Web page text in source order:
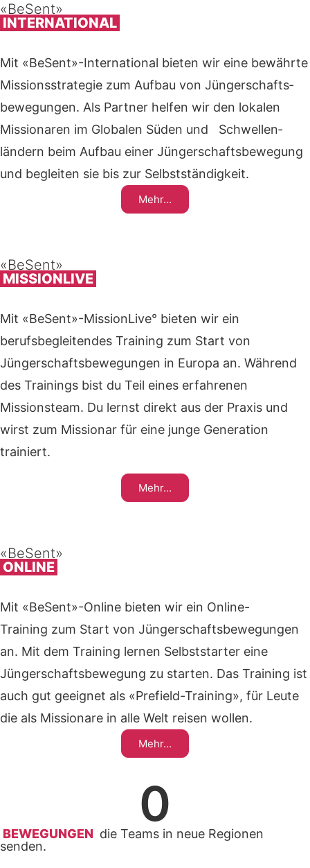
«BeSent»
INTERNATIONAL
Mit «BeSent»-International bieten wir eine bewährte
Missions­strategie zum Aufbau von Jüngerschafts­
bewegungen. Als Partner helfen wir den lokalen
Missionaren im Globalen Süden und Schwellen­
ländern beim Aufbau einer Jüngerschaftsbewegung
und begleiten sie bis zur Selbst­ständigkeit.
Mehr...
«BeSent»
MISSIONLIVE
Mit «BeSent»-MissionLive° bieten wir ein
berufsbegleitendes Training zum Start von
Jüngerschaftsbewegungen in Europa an. Während
des Trainings bist du Teil eines erfahrenen
Missionsteam. Du lernst direkt aus der Praxis und
wirst zum Missionar für eine junge Generation
trainiert.
Mehr...
«BeSent»
ONLINE
Mit «BeSent»-Online bieten wir ein Online-
Training zum Start von Jüngerschaftsbewegungen
an. Mit dem Training lernen Selbststarter eine
Jüngerschafts­bewegung zu starten. Das Training ist
auch gut geeignet als «Prefield-Training», für Leute
die als Missionare in alle Welt reisen wollen.
Mehr...
0
BEWEGUNGEN die Teams in neue Regionen
senden.